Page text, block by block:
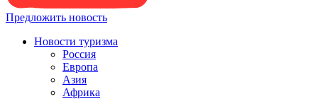
Предложить новость
Новости туризма
Россия
Европа
Азия
Африка